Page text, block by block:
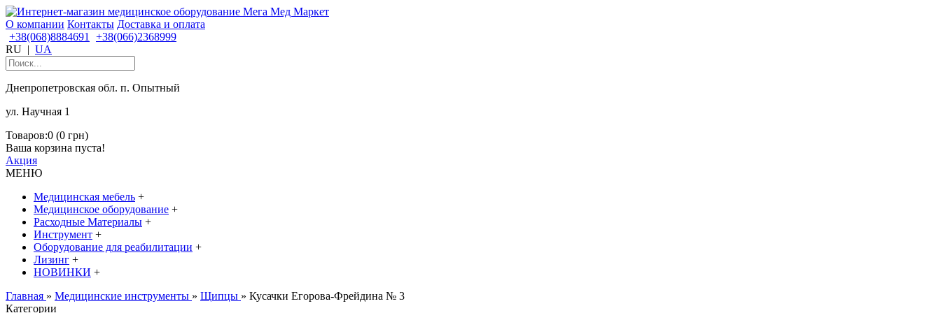
О компании Контакты Доставка и оплата
+38(068)8884691
+38(066)2368999
RU | UA
Днепропетровская обл. п. Опытный
ул. Научная 1
Товаров:0 (0 грн)
Ваша корзина пуста!
Акция
МЕНЮ
Медицинская мебель +
Медицинское оборудование +
Расходные Материалы +
Инструмент +
Оборудование для реабилитации +
Лизинг +
НОВИНКИ +
Главная » Медицинские инструменты » Щипцы » Кусачки Егорова-Фрейдина № 3
Категории